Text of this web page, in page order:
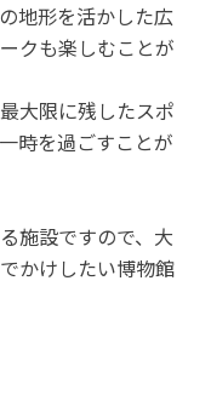
地形を活かした広
クも楽しむことが
大限に残したスポ
時を過ごすことが
施設ですので、大
かけしたい博物館